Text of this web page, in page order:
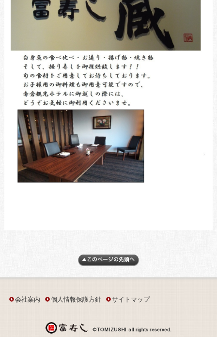
会社案内 個人情報保護方針 サイトマップ